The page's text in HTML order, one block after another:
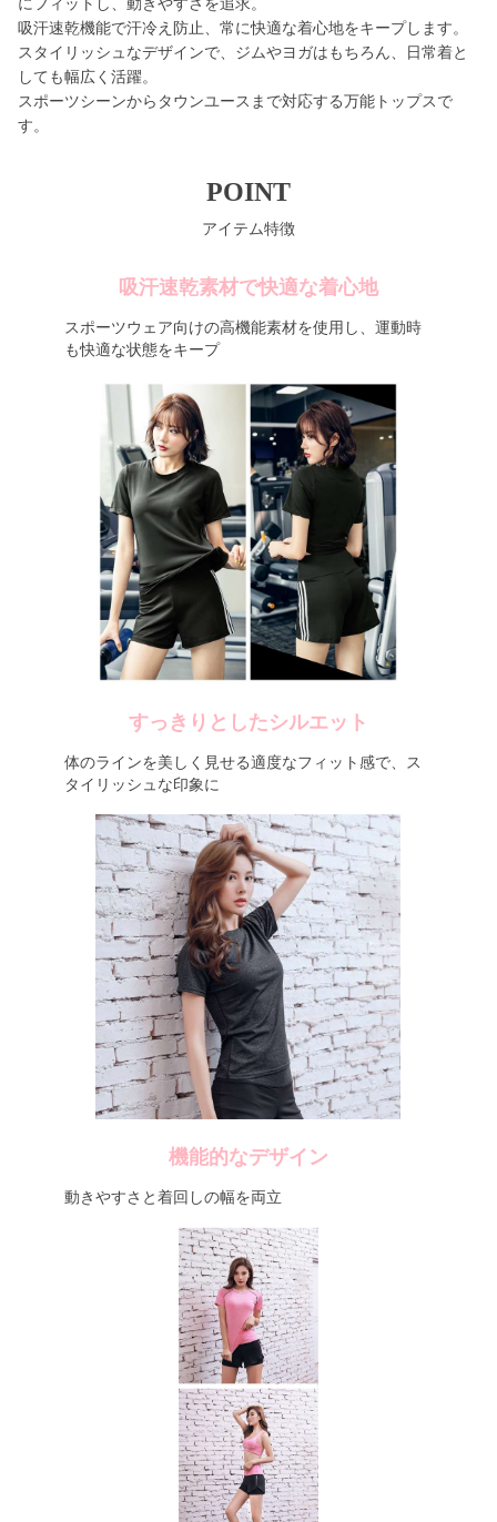
にフィットし、動きやすさを追求。
吸汗速乾機能で汗冷え防止、常に快適な着心地をキープします。
スタイリッシュなデザインで、ジムやヨガはもちろん、日常着と
しても幅広く活躍。
スポーツシーンからタウンユースまで対応する万能トップスで
す。
POINT
アイテム特徴
吸汗速乾素材で快適な着心地
スポーツウェア向けの高機能素材を使用し、運動時
も快適な状態をキープ
すっきりとしたシルエット
体のラインを美しく見せる適度なフィット感で、ス
タイリッシュな印象に
機能的なデザイン
動きやすさと着回しの幅を両立